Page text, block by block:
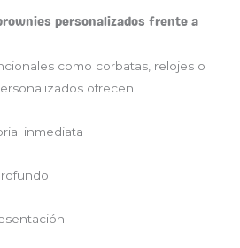
personalizados frente a
como corbatas, relojes o
ofrecen:
inmediata